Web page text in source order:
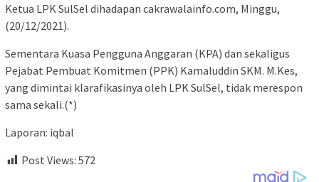
Ketua LPK SulSel dihadapan cakrawalainfo.com, Minggu,
(20/12/2021).
Sementara Kuasa Pengguna Anggaran (KPA) dan sekaligus
Pejabat Pembuat Komitmen (PPK) Kamaluddin SKM. M.Kes,
yang dimintai klarafikasinya oleh LPK SulSel, tidak merespon
sama sekali.(*)
Laporan: iqbal
Post Views: 572